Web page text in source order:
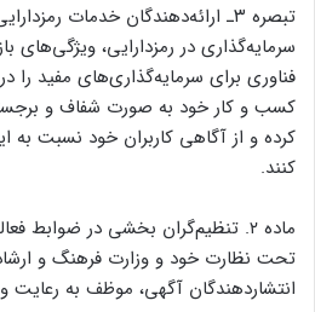
تبصره ۳ـ ارائه‌دهندگان خدمات
سرمایه‌گذاری در رمزدارایی، ویژگی‌های
فناوری برای سرمایه‌گذاری‌های مفید
کسب و کار خود به صورت شفاف و
کرده و از آگاهی کاربران خود نسبت به
کنند.
ماده ۲. تنظیم‌گران بخشی در ضوابط
تحت نظارت خود و وزارت فرهنگ و
انتشاردهندگان آگهی، موظف به رعایت و